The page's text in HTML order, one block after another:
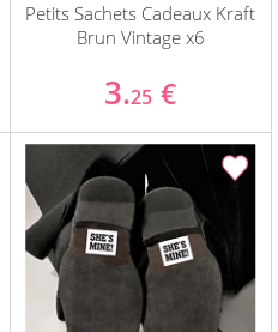
Petits Sachets Cadeaux Kraft
Brun Vintage x6
3.25 €